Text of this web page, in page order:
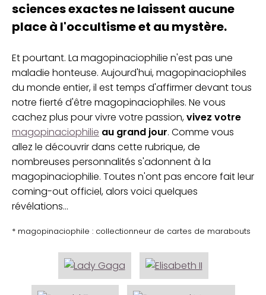
sciences exactes ne laissent aucune
place à l'occultisme et au mystère.
Et pourtant. La magopinaciophilie n'est pas une
maladie honteuse. Aujourd'hui, magopinaciophiles
du monde entier, il est temps d'affirmer devant tous
notre fierté d'être magopinaciophiles. Ne vous
cachez plus pour vivre votre passion,vivez votre
magopinaciophilie au grand jour. Comme vous
allez le découvrir dans cette rubrique, de
nombreuses personnalités s'adonnent à la
magopinaciophilie. Toutes n'ont pas encore fait leur
coming-out officiel, alors voici quelques
révélations...
* magopinaciophile : collectionneur de cartes de marabouts